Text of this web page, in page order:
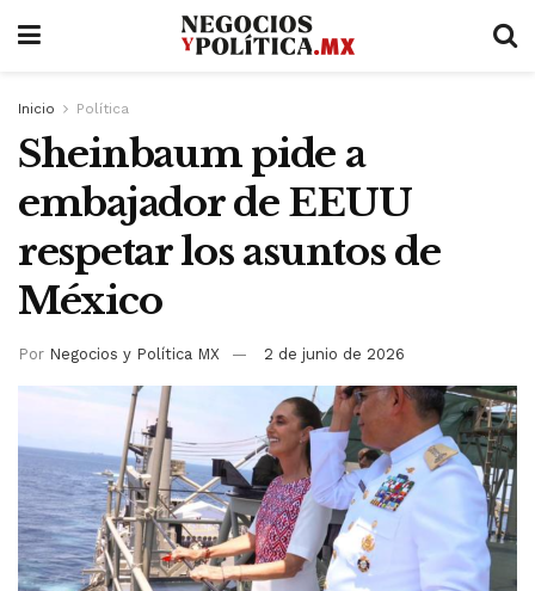
Inicio Política
Sheinbaum pide a
embajador de EEUU
respetar los asuntos de
México
Por Negocios y Política MX 2 de junio de 2026